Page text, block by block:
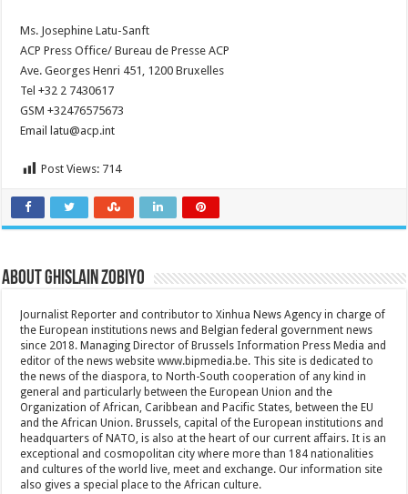
Ms. Josephine Latu-Sanft
ACP Press Office/ Bureau de Presse ACP
Ave. Georges Henri 451, 1200 Bruxelles
Tel +32 2 7430617
GSM +32476575673
Email latu@acp.int
Post Views: 714
About Ghislain Zobiyo
Journalist Reporter and contributor to Xinhua News Agency in charge of
the European institutions news and Belgian federal government news
since 2018. Managing Director of Brussels Information Press Media and
editor of the news website www.bipmedia.be. This site is dedicated to
the news of the diaspora, to North-South cooperation of any kind in
general and particularly between the European Union and the
Organization of African, Caribbean and Pacific States, between the EU
and the African Union. Brussels, capital of the European institutions and
headquarters of NATO, is also at the heart of our current affairs. It is an
exceptional and cosmopolitan city where more than 184 nationalities
and cultures of the world live, meet and exchange. Our information site
also gives a special place to the African culture.